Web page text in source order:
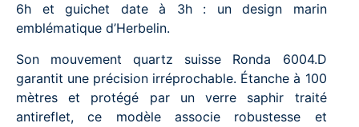
6h et guichet date à 3h : un design marin
emblématique d’Herbelin.
Son mouvement quartz suisse Ronda 6004.D
garantit une précision irréprochable. Étanche à 100
mètres et protégé par un verre saphir traité
antireflet, ce modèle associe robustesse et